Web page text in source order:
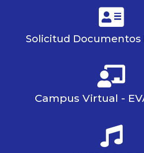
Solicitud Documentos
Campus Virtual -